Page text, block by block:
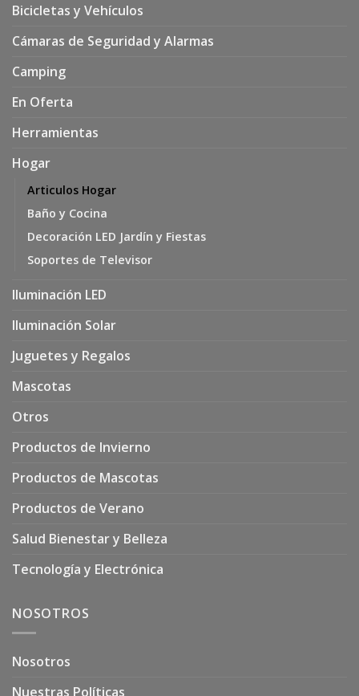
Bicicletas y Vehículos
Cámaras de Seguridad y Alarmas
Camping
En Oferta
Herramientas
Hogar
Articulos Hogar
Baño y Cocina
Decoración LED Jardín y Fiestas
Soportes de Televisor
Iluminación LED
Iluminación Solar
Juguetes y Regalos
Mascotas
Otros
Productos de Invierno
Productos de Mascotas
Productos de Verano
Salud Bienestar y Belleza
Tecnología y Electrónica
NOSOTROS
Nosotros
Nuestras Políticas